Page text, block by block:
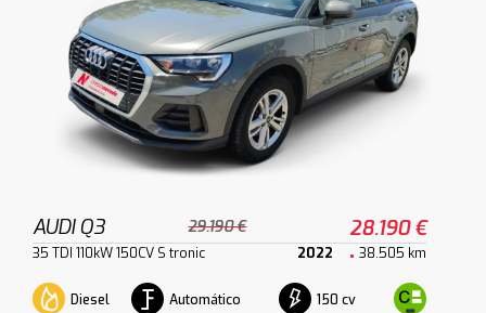
AUDI Q3 29.190 € 28.190 €
35 TDI 110kW 150CV S tronic 2022 38.505 km
Diesel Automático 150 cv